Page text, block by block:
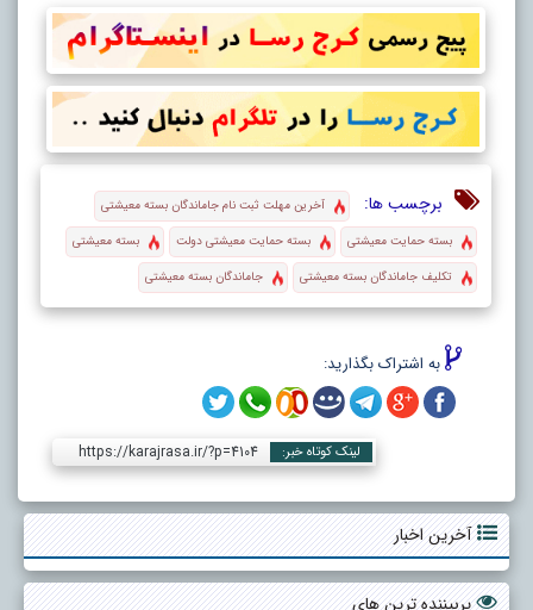
برچسب ها:
آخرین مهلت ثبت نام جاماندگان بسته معیشتی
بسته حمایت معیشتی
بسته حمایت معیشتی دولت
بسته معیشتی
تکلیف جاماندگان بسته معیشتی
جاماندگان بسته معیشتی
به اشتراک بگذارید:
لینک کوتاه خبر: https://karajrasa.ir/?p=4104
آخرین اخبار
پربیننده ترین های